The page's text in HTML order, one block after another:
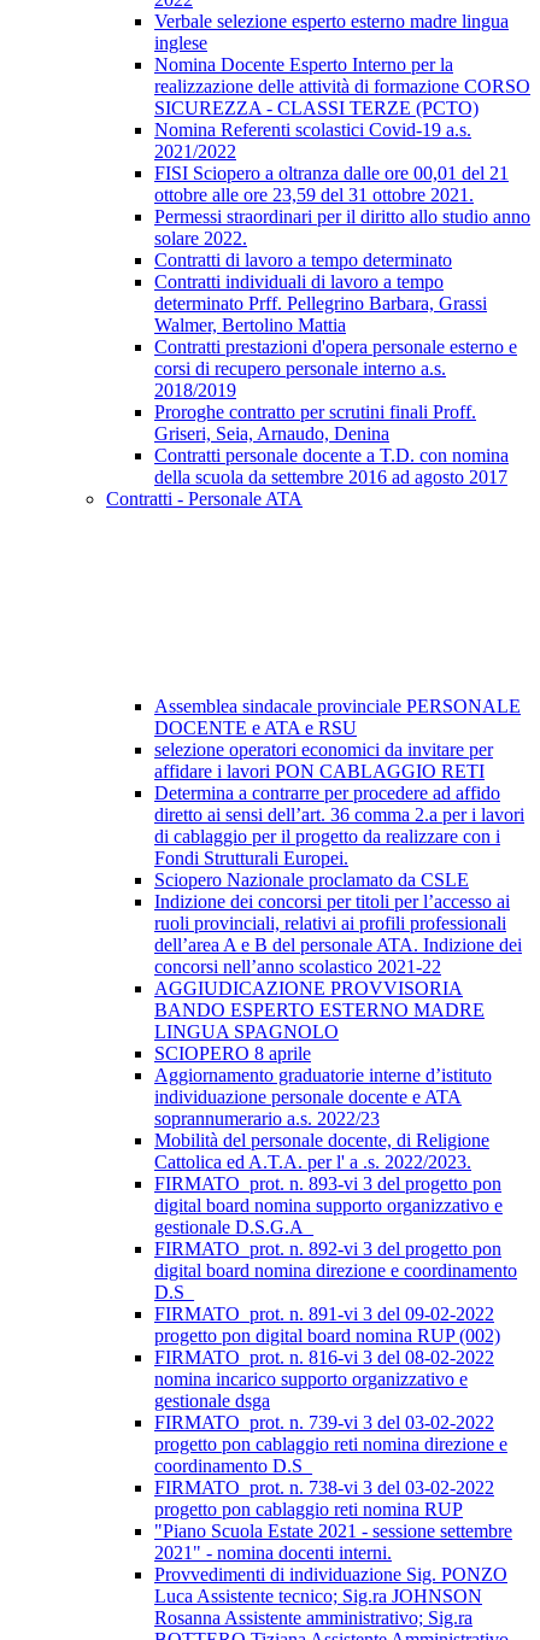
Verbale selezione esperto esterno madre lingua
inglese
Nomina Docente Esperto Interno per la
realizzazione delle attività di formazione CORSO
SICUREZZA - CLASSI TERZE (PCTO)
Nomina Referenti scolastici Covid-19 a.s.
2021/2022
FISI Sciopero a oltranza dalle ore 00,01 del 21
ottobre alle ore 23,59 del 31 ottobre 2021.
Permessi straordinari per il diritto allo studio anno
solare 2022.
Contratti di lavoro a tempo determinato
Contratti individuali di lavoro a tempo
determinato Prff. Pellegrino Barbara, Grassi
Walmer, Bertolino Mattia
Contratti prestazioni d'opera personale esterno e
corsi di recupero personale interno a.s.
2018/2019
Proroghe contratto per scrutini finali Proff.
Griseri, Seia, Arnaudo, Denina
Contratti personale docente a T.D. con nomina
della scuola da settembre 2016 ad agosto 2017
Contratti - Personale ATA
Assemblea sindacale provinciale PERSONALE
DOCENTE e ATA e RSU
selezione operatori economici da invitare per
affidare i lavori PON CABLAGGIO RETI
Determina a contrarre per procedere ad affido
diretto ai sensi dell’art. 36 comma 2.a per i lavori
di cablaggio per il progetto da realizzare con i
Fondi Strutturali Europei.
Sciopero Nazionale proclamato da CSLE
Indizione dei concorsi per titoli per l’accesso ai
ruoli provinciali, relativi ai profili professionali
dell’area A e B del personale ATA. Indizione dei
concorsi nell’anno scolastico 2021-22
AGGIUDICAZIONE PROVVISORIA
BANDO ESPERTO ESTERNO MADRE
LINGUA SPAGNOLO
SCIOPERO 8 aprile
Aggiornamento graduatorie interne d’istituto
individuazione personale docente e ATA
soprannumerario a.s. 2022/23
Mobilità del personale docente, di Religione
Cattolica ed A.T.A. per l' a .s. 2022/2023.
FIRMATO_prot. n. 893-vi 3 del progetto pon
digital board nomina supporto organizzativo e
gestionale D.S.G.A_
FIRMATO_prot. n. 892-vi 3 del progetto pon
digital board nomina direzione e coordinamento
D.S_
FIRMATO_prot. n. 891-vi 3 del 09-02-2022
progetto pon digital board nomina RUP (002)
FIRMATO_prot. n. 816-vi 3 del 08-02-2022
nomina incarico supporto organizzativo e
gestionale dsga
FIRMATO_prot. n. 739-vi 3 del 03-02-2022
progetto pon cablaggio reti nomina direzione e
coordinamento D.S_
FIRMATO_prot. n. 738-vi 3 del 03-02-2022
progetto pon cablaggio reti nomina RUP
"Piano Scuola Estate 2021 - sessione settembre
2021" - nomina docenti interni.
Provvedimenti di individuazione Sig. PONZO
Luca Assistente tecnico; Sig.ra JOHNSON
Rosanna Assistente amministrativo; Sig.ra